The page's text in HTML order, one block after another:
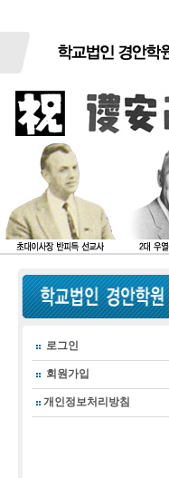
로그인
회원가입
개인정보처리방침